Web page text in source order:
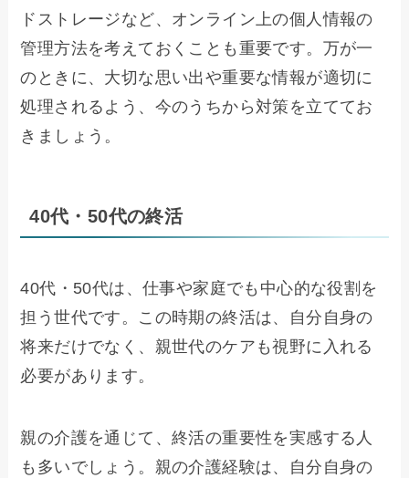
ドストレージなど、オンライン上の個人情報の
管理方法を考えておくことも重要です。万が一
のときに、大切な思い出や重要な情報が適切に
処理されるよう、今のうちから対策を立ててお
きましょう。
40代・50代の終活
40代・50代は、仕事や家庭でも中心的な役割を
担う世代です。この時期の終活は、自分自身の
将来だけでなく、親世代のケアも視野に入れる
必要があります。
親の介護を通じて、終活の重要性を実感する人
も多いでしょう。親の介護経験は、自分自身の